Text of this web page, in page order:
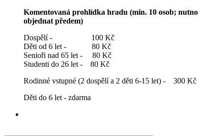
Komentovaná prohlídka hradu (min. 10 osob; nutno
objednat předem)
Dospělí - 100 Kč
Děti od 6 let - 80 Kč
Senioři nad 65 let - 80 Kč
Studenti do 26 let - 80 Kč
Rodinné vstupné (2 dospělí a 2 děti 6-15 let) - 300 Kč
Děti do 6 let - zdarma